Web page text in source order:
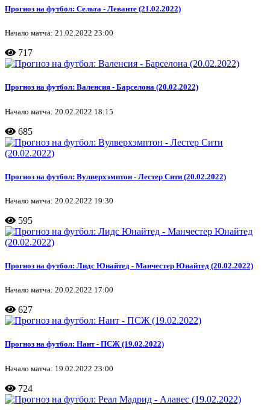
Прогноз на футбол: Сельта - Леванте (21.02.2022)
Начало матча: 21.02.2022 23:00
717
Прогноз на футбол: Валенсия - Барселона (20.02.2022)
Начало матча: 20.02.2022 18:15
685
Прогноз на футбол: Вулверхэмптон - Лестер Сити (20.02.2022)
Начало матча: 20.02.2022 19:30
595
Прогноз на футбол: Лидс Юнайтед - Манчестер Юнайтед (20.02.2022)
Начало матча: 20.02.2022 17:00
627
Прогноз на футбол: Нант - ПСЖ (19.02.2022)
Начало матча: 19.02.2022 23:00
724